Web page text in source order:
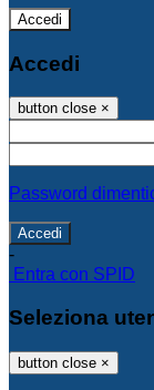
Accedi
Accedi
button close ×
Password
-
Entra con SPID
Seleziona
button close ×